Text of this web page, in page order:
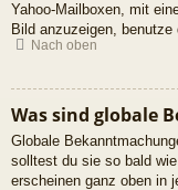
Yahoo-Mailboxen, mit
Bild anzuzeigen, benutze
Nach oben
Was sind globale
Globale
solltest du sie so bald
erscheinen ganz oben in